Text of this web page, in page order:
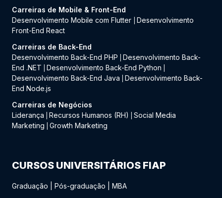
Carreiras de Mobile & Front-End
Desenvolvimento Mobile com Flutter
Desenvolvimento
Front-End React
Carreiras de Back-End
Desenvolvimento Back-End PHP
Desenvolvimento Back-
End .NET
Desenvolvimento Back-End Python
Desenvolvimento Back-End Java
Desenvolvimento Back-
End Node.js
Carreiras de Negócios
Liderança
Recursos Humanos (RH)
Social Media
Marketing
Growth Marketing
CURSOS UNIVERSITÁRIOS FIAP
Graduação Pós-graduação MBA